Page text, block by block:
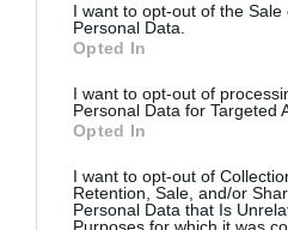
I want to opt-out of the Sale
Personal Data.
Opted In
I want to opt-out of
Personal Data for Targeted
Opted In
I want to opt-out of
Retention, Sale, and/or
Personal Data that Is
Το Κέντρο Α.Ψη.Δ.Α. στο
Το Κέντρο Ανάπτυξης Ψηφιακών
συμμετείχε στο συνέδριο
θεσμό που…